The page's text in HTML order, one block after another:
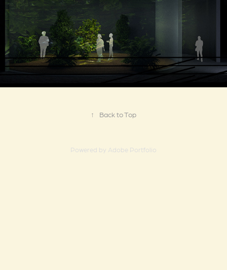
↑ Back to Top
Powered by Adobe Portfolio